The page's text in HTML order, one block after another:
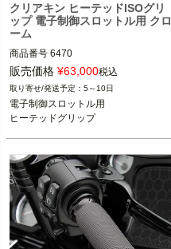
クリアキン ヒーテッドISOグリ
ップ 電子制御スロットル用 クロ
ーム
商品番号 6470
2BC：424867
2024 FLHTK、FLTRK、FLHRXS
2008～2023 ツーリング、トライク
2016～2024 ソフテイル
2011～2017 CVOソフテイル
2016～2017 FXDLS
Kuryakyn（クリアキン）
販売価格 ¥63,000税込
5～10日
電子制御スロットル用
ヒーテッドグリップ